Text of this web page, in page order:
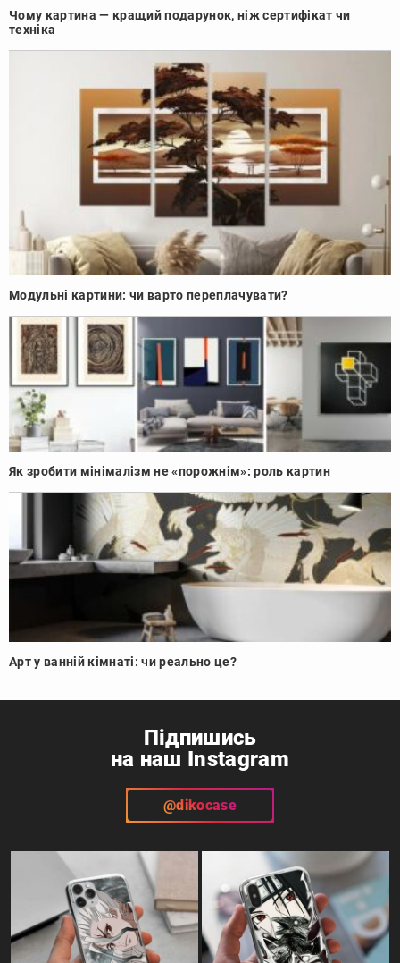
Чому картина — кращий подарунок, ніж сертифікат чи
техніка
Модульні картини: чи варто переплачувати?
Як зробити мінімалізм не «порожнім»: роль картин
Арт у ванній кімнаті: чи реально це?
Підпишись
на наш Instagram
@dikocase